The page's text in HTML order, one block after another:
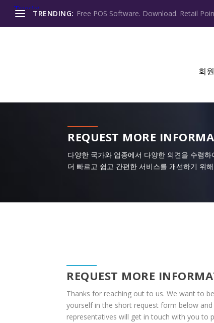
TRENDING: Free POS Software. Download. Retail
회
REQUEST MORE
다양한 국가와 업종에서 다양한 의견을 수렴
더 빠르고 쉽고 간편한 서비스를 개선하기 위
REQUEST MORE
Thanks for reaching out to us. We want to
yourself in the short request form below
representatives will get in touch with you to